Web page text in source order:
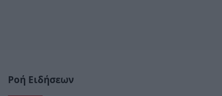
Ροή Ειδήσεων